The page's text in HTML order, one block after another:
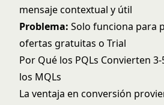
mensaje contextual y útil
Problema: Solo funciona para
ofertas gratuitas o Trial
Por Qué los PQLs Convierten
los MQLs
La ventaja en conversión